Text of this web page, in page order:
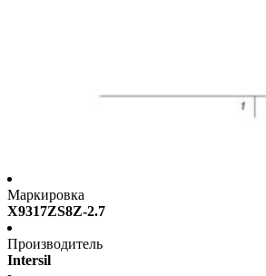
Маркировка
X9317ZS8Z-2.7
Производитель
Intersil